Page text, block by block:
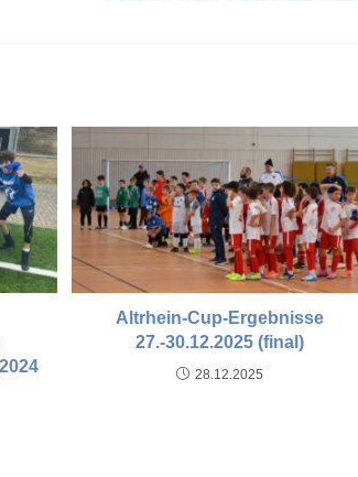
Altrhein-Cup-Ergebnisse
27.-30.12.2025 (final)
28.12.2025